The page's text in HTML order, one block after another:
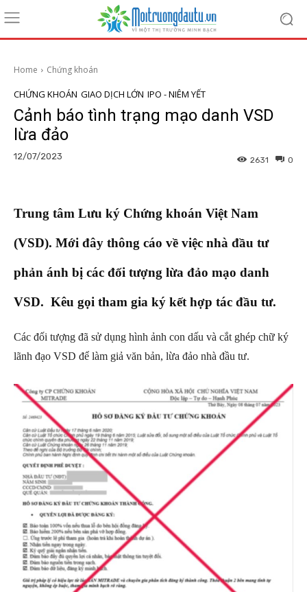
Home Chứng khoán
CHỨNG KHOÁN GIAO DỊCH LỚN IPO - NIÊM YẾT
Cảnh báo tình trạng mạo danh VSD
lừa đảo
12/07/2023 0
2631
Trung tâm Lưu ký Chứng khoán Việt Nam
(VSD). Mới đây thông cáo về việc nhà đầu tư
phản ánh bị các đối tượng lừa đảo mạo danh
VSD. Kêu gọi tham gia ký kết hợp tác đầu tư.
Các đối tượng đã sử dụng hình ảnh con dấu và cắt ghép chữ ký
lãnh đạo VSD để làm giả văn bản, lừa đảo nhà đầu tư.